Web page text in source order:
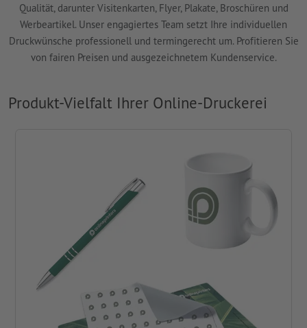
Qualität, darunter Visitenkarten, Flyer, Plakate, Broschüren und
Werbeartikel. Unser engagiertes Team setzt Ihre individuellen
Druckwünsche professionell und termingerecht um. Profitieren Sie
von fairen Preisen und ausgezeichnetem Kundenservice.
Produkt-Vielfalt Ihrer Online-Druckerei